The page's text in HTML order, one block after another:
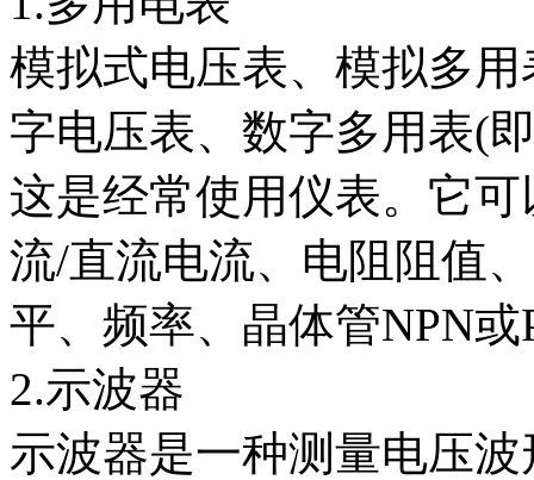
模拟式电压表、模拟多
字电压表、数字多用表(
这是经常使用仪表。它
流/直流电流、电阻阻值
平、频率、晶体管NPN
2.示波器
示波器是一种测量电压